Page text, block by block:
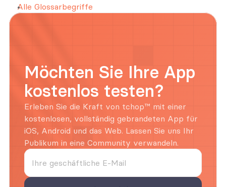
Alle Glossarbegriffe
Möchten Sie Ihre App
kostenlos testen?
Erleben Sie die Kraft von tchop™ mit einer
kostenlosen, vollständig gebrandeten App für
iOS, Android und das Web. Lassen Sie uns Ihr
Publikum in eine Community verwandeln.